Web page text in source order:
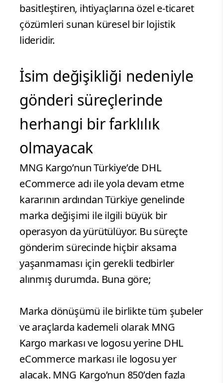
basitleştiren, ihtiyaçlarına özel e-ticaret
çözümleri sunan küresel bir lojistik
lideridir.
İsim değişikliği nedeniyle
gönderi süreçlerinde
herhangi bir farklılık
olmayacak
MNG Kargo’nun Türkiye’de DHL
eCommerce adı ile yola devam etme
kararının ardından Türkiye genelinde
marka değişimi ile ilgili büyük bir
operasyon da yürütülüyor. Bu süreçte
gönderim sürecinde hiçbir aksama
yaşanmaması için gerekli tedbirler
alınmış durumda. Buna göre;
Marka dönüşümü ile birlikte tüm şubeler
ve araçlarda kademeli olarak MNG
Kargo markası ve logosu yerine DHL
eCommerce markası ile logosu yer
alacak. MNG Kargo’nun 850’den fazla